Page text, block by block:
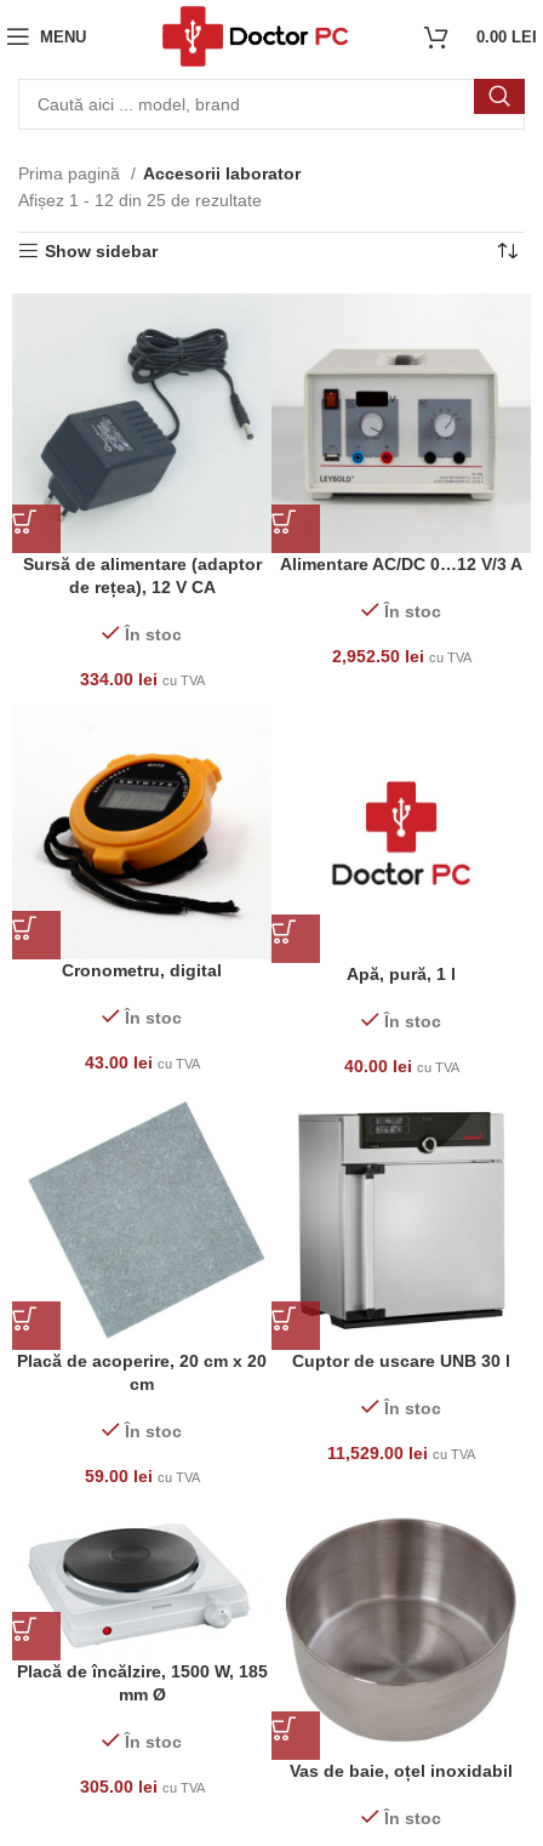
MENU 0.00 LEI
Prima pagină
Accesorii laborator
Afișez 1 - 12 din 25 de rezultate
Show sidebar
Sursă de alimentare (adaptor
de rețea), 12 V CA
În stoc
334.00 lei cu TVA
Alimentare AC/DC 0…12 V/3 A
În stoc
2,952.50 lei cu TVA
Cronometru, digital
În stoc
43.00 lei cu TVA
Apă, pură, 1 l
În stoc
40.00 lei cu TVA
Placă de acoperire, 20 cm x 20
cm
În stoc
59.00 lei cu TVA
Cuptor de uscare UNB 30 l
În stoc
11,529.00 lei cu TVA
Placă de încălzire, 1500 W, 185
mm Ø
În stoc
305.00 lei cu TVA
Vas de baie, oțel inoxidabil
În stoc